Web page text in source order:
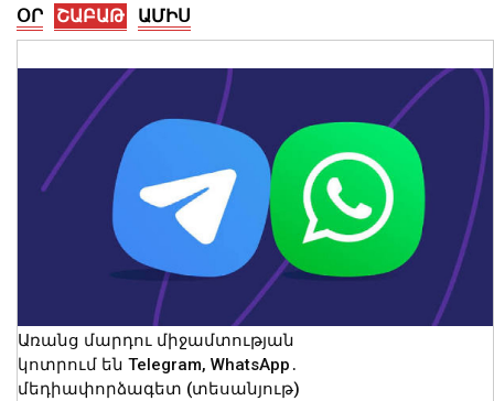
Կոտայքի մարզում Toyota-ն շրջվել է
երթևեկելի գոտում․ տուժել են կինը և
երկու անչափահաս երեխաները
09 Օգոստոս, 2026 23:02
ՕՐ ՇԱԲԱԹ ԱՄԻՍ
Առանց մարդու միջամտության
կոտրում են Telegram, WhatsApp․
մեդիափորձագետ (տեսանյութ)